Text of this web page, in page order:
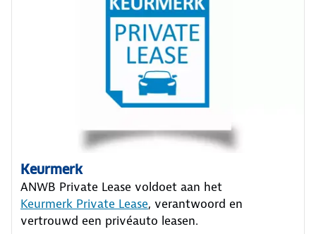
Keurmerk
ANWB Private Lease voldoet aan het
Keurmerk Private Lease, verantwoord en
vertrouwd een privéauto leasen.